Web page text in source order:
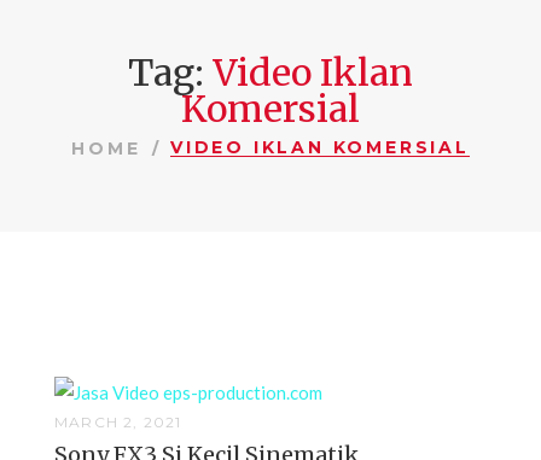
Tag: Video Iklan
Komersial
HOME VIDEO IKLAN KOMERSIAL
MARCH 2, 2021